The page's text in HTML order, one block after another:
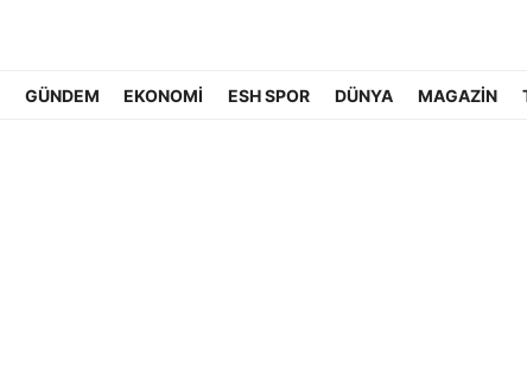
GÜNDEM EKONOMİ ESH SPOR DÜNYA MAGAZİN